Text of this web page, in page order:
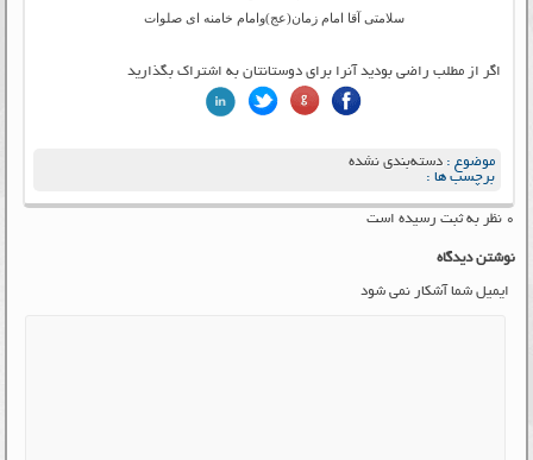
سلامتی آقا امام زمان(عج)وامام خامنه ای صلوات
اگر از مطلب راضی بودید آنرا برای دوستانتان به اشتراک بگذارید
موضوع :دسته‌بندی نشده
برچسب ها :
۰ نظر به ثبت رسیده است
نوشتن دیدگاه
ایمیل شما آشکار نمی شود